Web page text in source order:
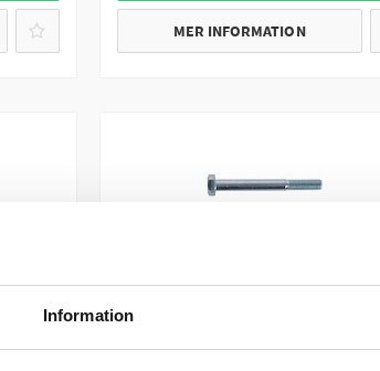
Information
MER INFORMATION